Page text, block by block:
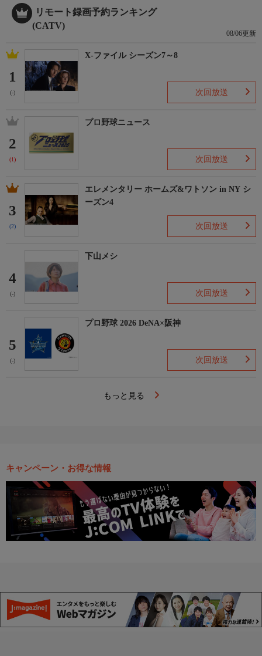
リモート録画予約ランキング
(CATV)
08/06更新
1
(-)
X-ファイル シーズン7～8
次回放送
2
(1)
プロ野球ニュース
次回放送
3
(2)
エレメンタリー ホームズ&ワトソン in NY シ
ーズン4
次回放送
4
(-)
下山メシ
次回放送
5
(-)
プロ野球 2026 DeNA×阪神
次回放送
もっと見る
キャンペーン・お得な情報